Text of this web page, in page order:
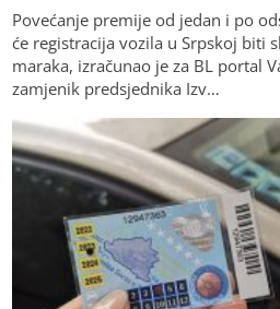
Povećanje premije od jedan i po
će registracija vozila u Srpskoj biti
maraka, izračunao je za BL portal
zamjenik predsjednika Izv…